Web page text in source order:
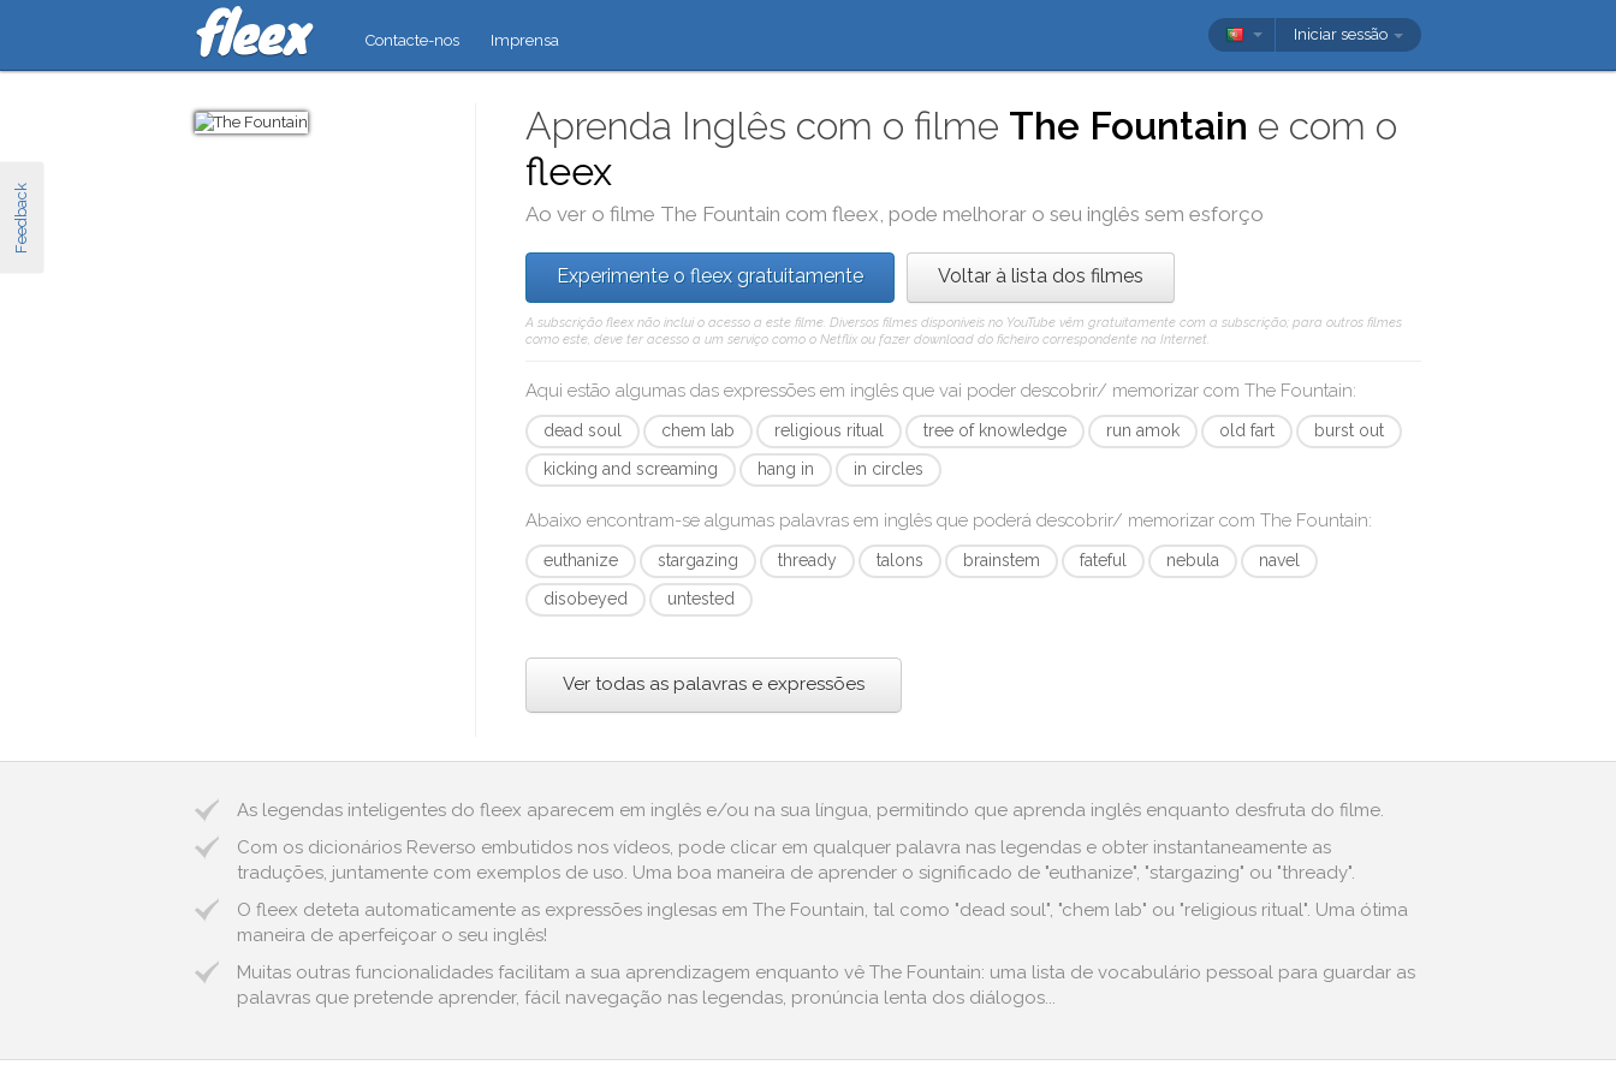
Feedback
Contacte-nos Imprensa Iniciar sessão
Aprenda Inglês com o filme The Fountain e com o
fleex
Ao ver o filme The Fountain comfleex, pode melhorar o seu inglês sem esforço
Experimente o fleex gratuitamente Voltar à lista dos filmes
A subscrição fleex não inclui o acesso a este filme. Diversos filmes disponíveis no YouTube vêm gratuitamente com a subscrição; para outros filmes
como este, deve ter acesso a um serviço como o Netflix ou fazer download do ficheiro correspondente na Internet.
Aqui estão algumas das expressões em inglês que vai poder descobrir/ memorizar comThe Fountain:
dead soul chem lab religious ritual tree of knowledge run amok old fart
burst out
kicking and screaming
hang in in circles
Abaixo encontram-se algumas palavras em inglês que poderá descobrir/ memorizar comThe Fountain:
euthanize stargazing thready talons brainstem fateful nebula
navel
disobeyed
untested
Ver todas as palavras e expressões
As legendas inteligentes do fleex aparecem em inglês e/ou na sua língua, permitindo que aprenda inglês enquanto desfruta do filme.
Com os dicionários Reverso embutidos nos vídeos, pode clicar em qualquer palavra nas legendas e obter instantaneamente as
traduções, juntamente com exemplos de uso. Uma boa maneira de aprender o significado de "euthanize", "stargazing" ou "thready".
O fleex deteta automaticamente as expressões inglesas em The Fountain, tal como "dead soul", "chem lab" ou "religious ritual". Uma ótima
maneira de aperfeiçoar o seu inglês!
Muitas outras funcionalidades facilitam a sua aprendizagem enquanto vê The Fountain: uma lista de vocabulário pessoal para guardar as
palavras que pretende aprender, fácil navegação nas legendas, pronúncia lenta dos diálogos...